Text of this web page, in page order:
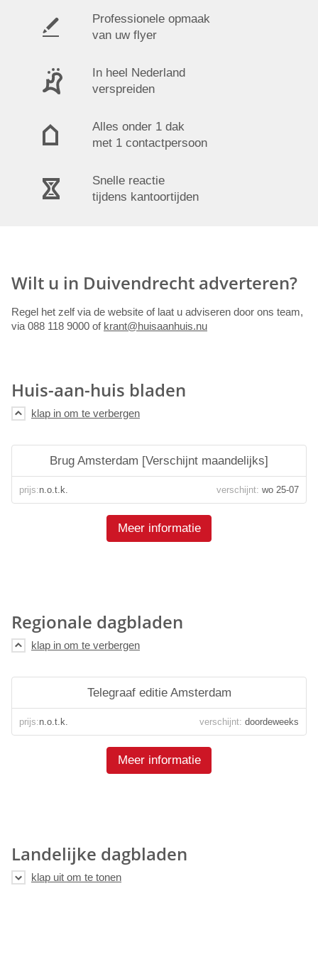
Professionele opmaak
van uw flyer
In heel Nederland
verspreiden
Alles onder 1 dak
met 1 contactpersoon
Snelle reactie
tijdens kantoortijden
Wilt u in Duivendrecht adverteren?
Regel het zelf via de website of laat u adviseren door ons team,
via 088 118 9000 of krant@huisaanhuis.nu
Huis-aan-huis bladen
Brug Amsterdam [Verschijnt maandelijks]
prijs:n.o.t.k. verschijnt: wo 25-07
Meer informatie
Regionale dagbladen
Telegraaf editie Amsterdam
prijs:n.o.t.k. verschijnt: doordeweeks
Meer informatie
Landelijke dagbladen